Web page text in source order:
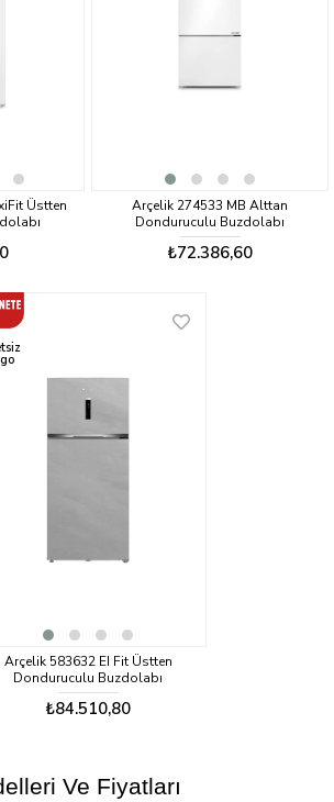
Üstten
Arçelik 274533 MB Alttan
Donduruculu Buzdolabı
₺72.386,60
Arçelik 583632 EI Fit Üstten
Donduruculu Buzdolabı
₺84.510,80
Ve Fiyatları